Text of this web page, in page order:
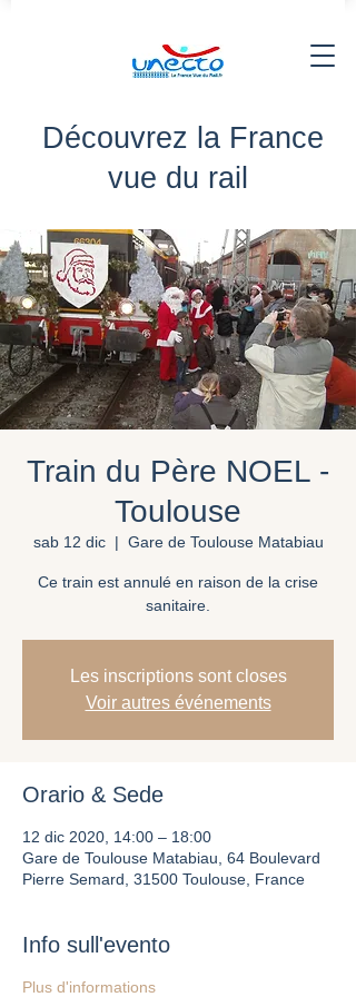
Découvrez la France
vue du rail
Train du Père NOEL -
Toulouse
sab 12 dic
  |
Gare de Toulouse Matabiau
Ce train est annulé en raison de la crise
sanitaire.
Les inscriptions sont closes
Voir autres événements
Orario & Sede
12 dic 2020, 14:00 – 18:00
Gare de Toulouse Matabiau, 64 Boulevard
Pierre Semard, 31500 Toulouse, France
Info sull'evento
Plus d'informations